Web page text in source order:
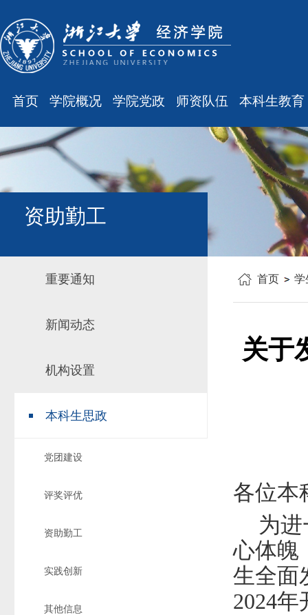
首页 学院概况
学院简介
现任领导
组织结构
学科设置
学院党政
会议通知
会议纪要
工会之声
师资队伍
最新消息
职称晋升
人事培训
博士后管理
本科生教育
最新消息
规章制度
课表、校历
主修专业确认
学籍管理
教学与教务
毕业论文
科研训练
对外交流
资助勤工
重要通知
新闻动态
机构设置
本科生思政
党团建设
评奖评优
资助勤工
实践创新
其他信息
首页 学
关于
各位本
为
心体魄
生全面
2024年